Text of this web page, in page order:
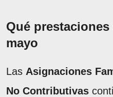
Qué
mayo
Las Asignaciones
No Contributivas